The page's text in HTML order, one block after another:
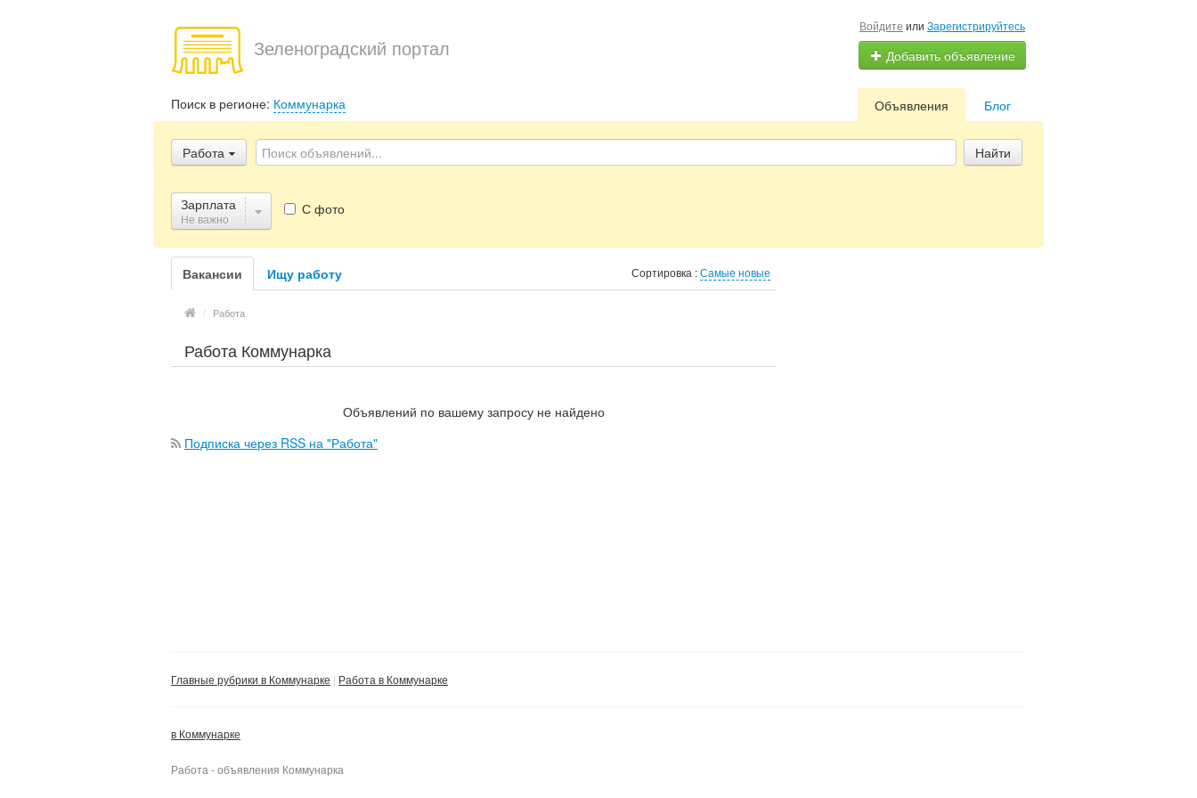
Зеленоградский портал
Войдите или Зарегистрируйтесь
Добавить объявление
Поиск в регионе: Коммунарка Блог
Объявления
Работа Найти
Зарплата
Не важно
С фото
Вакансии Ищу работу Сортировка :Самые новые
/ Работа
Работа Коммунарка
Объявлений по вашему запросу не найдено
Подписка через RSS на "Работа"
Главные рубрики в Коммунарке Работа в Коммунарке
в Коммунарке
Работа - объявления Коммунарка